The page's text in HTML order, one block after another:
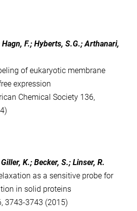
Hagn, F.; Hyberts, S.G.; Arthanari,
of eukaryotic membrane
expression
Chemical Society 136,
K.; Becker, S.; Linser, R.
as a sensitive probe for
in solid proteins
3743-3743 (2015)